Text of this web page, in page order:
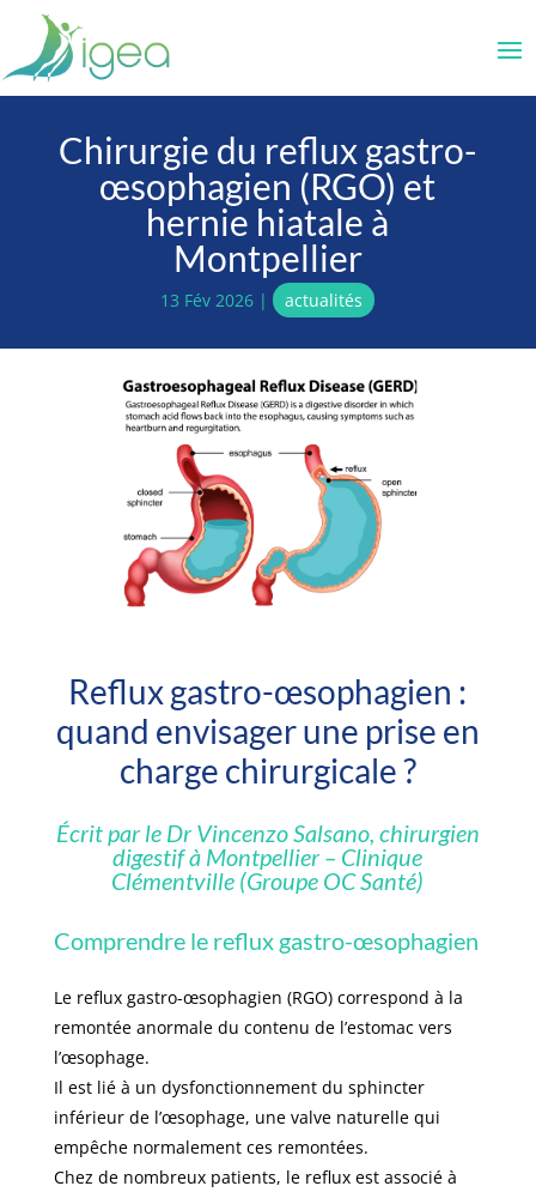
Chirurgie du reflux gastro-
œsophagien (RGO) et
hernie hiatale à
Montpellier
13 Fév 2026 | actualités
Reflux gastro-œsophagien :
quand envisager une prise en
charge chirurgicale ?
Écrit par le Dr Vincenzo Salsano, chirurgien
digestif à Montpellier – Clinique
Clémentville (Groupe OC Santé)
Comprendre le reflux gastro-œsophagien
Le reflux gastro-œsophagien (RGO) correspond à la
remontée anormale du contenu de l’estomac vers
l’œsophage.
Il est lié à un dysfonctionnement du sphincter
inférieur de l’œsophage, une valve naturelle qui
empêche normalement ces remontées.
Chez de nombreux patients, le reflux est associé à